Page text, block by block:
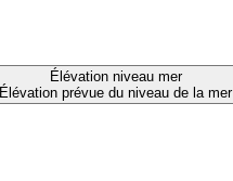
Élévation niveau mer
Élévation prévue du niveau de la mer